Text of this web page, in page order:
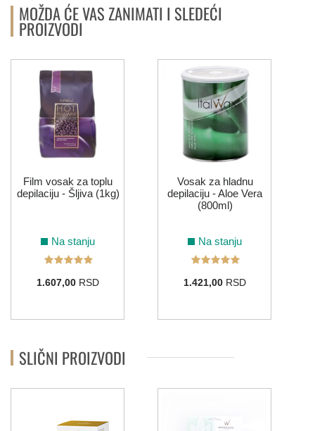
MOŽDA ĆE VAS ZANIMATI I SLEDEĆI
PROIZVODI
Film vosak za toplu
depilaciju - Šljiva (1kg)
Na stanju
1.607,00RSD
Vosak za hladnu
depilaciju - Aloe Vera
(800ml)
Na stanju
1.421,00RSD
SLIČNI PROIZVODI